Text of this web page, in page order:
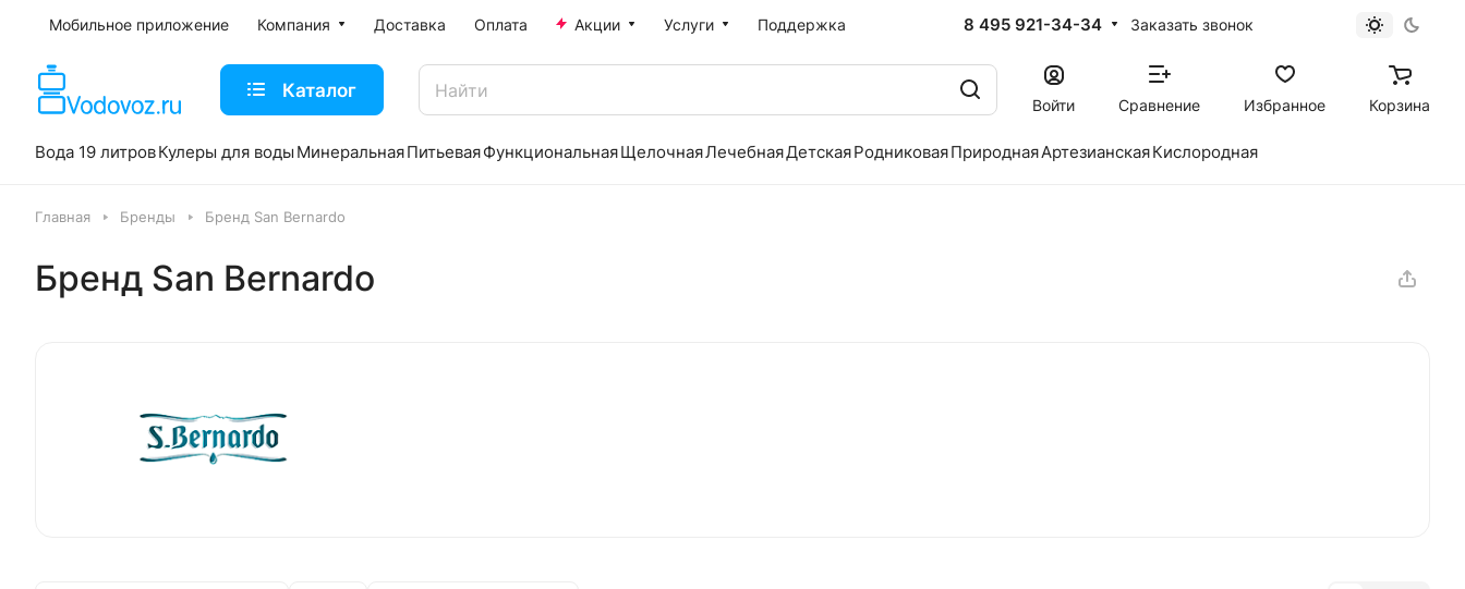
Мобильное приложение Компания Доставка Оплата Акции Услуги Поддержка 8 495 921-34-34 Заказать звонок
Каталог
Войти Сравнение Избранное Корзина
Вода 19 литровКулеры для воды МинеральнаяПитьеваяФункциональнаяЩелочнаяЛечебнаяДетскаяРодниковаяПрироднаяАртезианскаяКислородная
Главная Бренды Бренд San Bernardo
Бренд San Bernardo